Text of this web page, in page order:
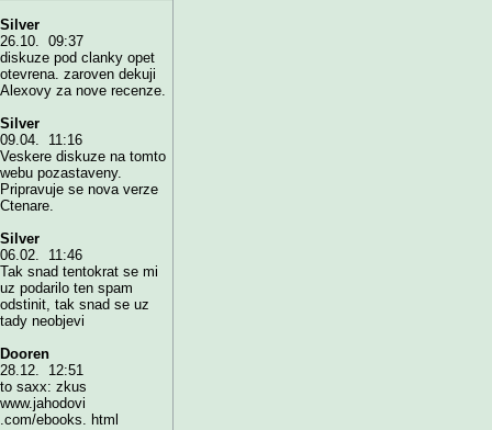
Silver
26.10. 09:37
diskuze pod clanky opet
otevrena. zaroven dekuji
Alexovy za nove recenze.
Silver
09.04. 11:16
Veskere diskuze na tomto
webu pozastaveny.
Pripravuje se nova verze
Ctenare.
Silver
06.02. 11:46
Tak snad tentokrat se mi
uz podarilo ten spam
odstinit, tak snad se uz
tady neobjevi
Dooren
28.12. 12:51
to saxx: zkus
www.jahodovi
.com/ebooks. html